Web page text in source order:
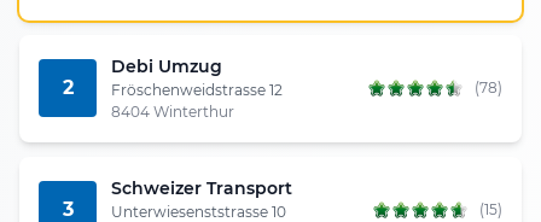
2
Debi Umzug
Fröschenweidstrasse 12
8404 Winterthur
(78)
3
Schweizer Transport
Unterwiesenststrasse 10
(15)